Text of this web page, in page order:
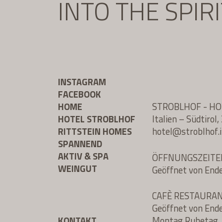
INTO THE
INSTAGRAM
FACEBOOK
HOME
HOTEL STROBLHOF
RITTSTEIN HOMES
SPANNEND
AKTIV & SPA
WEINGUT
STROBLHOF -
Italien – Südtirol,
hotel@
Geöffnet von
CAFÈ
Geöffnet von